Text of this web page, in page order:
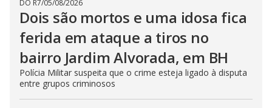
DO R7/05/08/2026
Dois são mortos e uma idosa fica
ferida em ataque a tiros no
bairro Jardim Alvorada, em BH
Polícia Militar suspeita que o crime esteja ligado à disputa
entre grupos criminosos